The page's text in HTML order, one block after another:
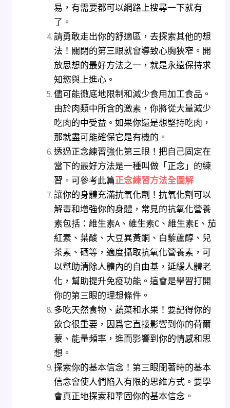
易，有需要都可以網路上搜尋一下就有
了。
請勇敢走出你的舒適區，去探索其他的想
法！關閉的第三眼就會導致心胸狹窄。開
放思想的最好方法之一，就是永遠保持求
知慾與上進心。
儘可能徹底地限制和減少食用加工食品。
由於肉類中所含的激素，你將從大量減少
吃肉的中受益。如果你還是想堅持吃肉，
那就盡可能確保它是有機的。
透過正念練習強化第三眼！把自己固定在
當下的最好方法是一種叫做「正念」的練
習。可參考此篇正念練習方法全圖解
讓你的身體充滿抗氧化劑！抗氧化劑可以
解毒和增強你的身體，常見的抗氧化營養
素包括：維生素A、維生素C、維生素E、茄
紅素、葉酸、大豆異黃酮、白藜蘆醇、兒
茶素、硒等，適度攝取抗氧化營養素，可
以幫助清除人體內的自由基，延緩人體老
化，幫助提升免疫功能。這會是學習打開
你的第三眼的理想條件。
多吃天然食物、蔬菜和水果！要記得你的
飲食很重要，因爲它直接影響到你的荷爾
蒙、能量頻率，進而影響到你的情感和思
想。
探索你的基本信念！第三眼閉著時的基本
信念會使人們陷入有限的思維方式。要學
會真正地探索和鞏固你的基本信念。